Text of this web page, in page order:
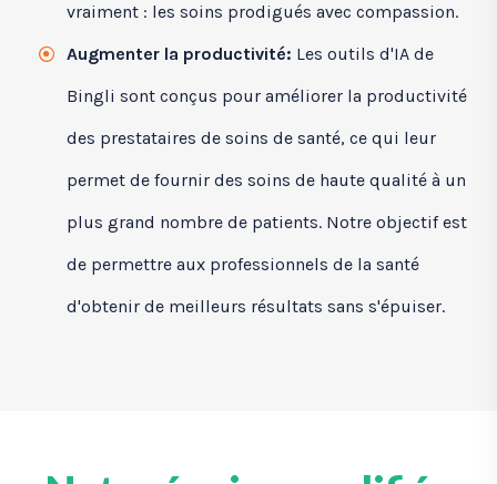
vraiment : les soins prodigués avec compassion.
Augmenter la productivité: Les outils d'IA de
Bingli sont conçus pour améliorer la productivité
des prestataires de soins de santé, ce qui leur
permet de fournir des soins de haute qualité à un
plus grand nombre de patients. Notre objectif est
de permettre aux professionnels de la santé
d'obtenir de meilleurs résultats sans s'épuiser.